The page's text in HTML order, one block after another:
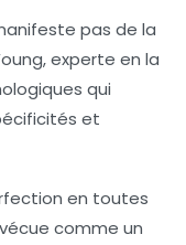
pas de la
experte en la
qui
et
en toutes
comme un